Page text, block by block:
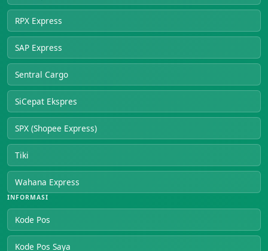
RPX Express
SAP Express
Sentral Cargo
SiCepat Ekspres
SPX (Shopee Express)
Tiki
Wahana Express
INFORMASI
Kode Pos
Kode Pos Saya